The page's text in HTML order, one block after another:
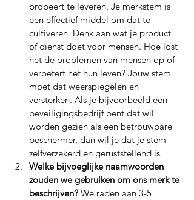
probeert te leveren. Je merkstem is
een effectief middel om dat te
cultiveren. Denk aan wat je product
of dienst doet voor mensen. Hoe lost
het de problemen van mensen op of
verbetert het hun leven? Jouw stem
moet dat weerspiegelen en
versterken. Als je bijvoorbeeld een
beveiligingsbedrijf bent dat wil
worden gezien als een betrouwbare
beschermer, dan wil je dat je stem
zelfverzekerd en geruststellend is.
Welke bijvoeglijke naamwoorden
zouden we gebruiken om ons merk te
beschrijven? We raden aan 3-5